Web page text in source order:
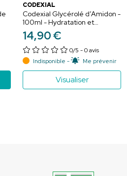
CODEXIAL
Codexial Glycérolé d’Amidon -
100ml - Hydratation et
apaisement des peaux très
sèches
14,90€
0/5 - 0 avis
Indisponible -
Me prévenir
Visualiser